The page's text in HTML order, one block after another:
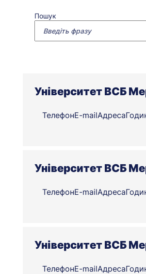
Пошук
Університет ВСБ
ТелефонE-mailАдреса
Університет ВСБ
ТелефонE-mailАдреса
Університет ВСБ
ТелефонE-mailАдреса